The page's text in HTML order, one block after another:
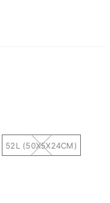
52L (50X5X24CM)